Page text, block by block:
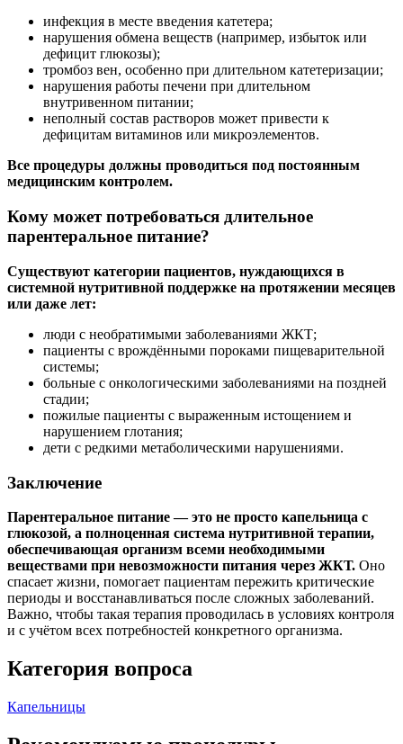
инфекция в месте введения катетера;
нарушения обмена веществ (например, избыток или
дефицит глюкозы);
тромбоз вен, особенно при длительном катетеризации;
нарушения работы печени при длительном
внутривенном питании;
неполный состав растворов может привести к
дефицитам витаминов или микроэлементов.
Все процедуры должны проводиться под постоянным
медицинским контролем.
Кому может потребоваться длительное
парентеральное питание?
Существуют категории пациентов, нуждающихся в
системной нутритивной поддержке на протяжении месяцев
или даже лет:
люди с необратимыми заболеваниями ЖКТ;
пациенты с врождёнными пороками пищеварительной
системы;
больные с онкологическими заболеваниями на поздней
стадии;
пожилые пациенты с выраженным истощением и
нарушением глотания;
дети с редкими метаболическими нарушениями.
Заключение
Парентеральное питание — это не просто капельница с
глюкозой, а полноценная система нутритивной терапии,
обеспечивающая организм всеми необходимыми
веществами при невозможности питания через ЖКТ. Оно
спасает жизни, помогает пациентам пережить критические
периоды и восстанавливаться после сложных заболеваний.
Важно, чтобы такая терапия проводилась в условиях контроля
и с учётом всех потребностей конкретного организма.
Категория вопроса
Капельницы